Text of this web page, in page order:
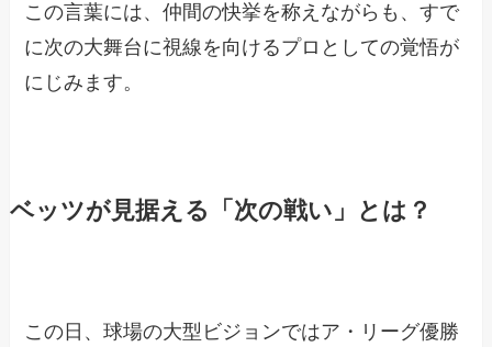
この言葉には、仲間の快挙を称えながらも、すで
に次の大舞台に視線を向けるプロとしての覚悟が
にじみます。
ベッツが見据える「次の戦い」とは？
この日、球場の大型ビジョンではア・リーグ優勝